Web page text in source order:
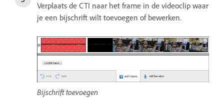
Verplaats de CTI naar het frame in de videoclip waar
je een bijschrift wilt toevoegen of bewerken.
Bijschrift toevoegen